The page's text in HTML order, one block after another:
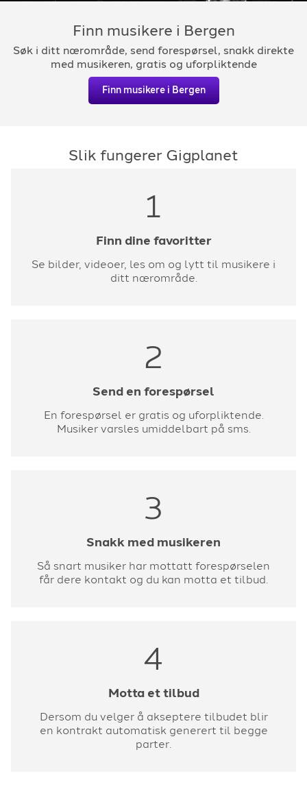
For musiker
TELEFON
+4790640887
E-POST
Finn musikere i Bergen
Søk i ditt nærområde, send forespørsel, snakk direkte
med musikeren, gratis og uforpliktende
Finn musikere i Bergen
Slik fungerer Gigplanet
1
Finn dine favoritter
Se bilder, videoer, les om og lytt til musikere i
ditt nærområde.
2
Send en forespørsel
En forespørsel er gratis og uforpliktende.
Musiker varsles umiddelbart på sms.
3
Snakk med musikeren
Så snart musiker har mottatt forespørselen
får dere kontakt og du kan motta et tilbud.
4
Motta et tilbud
Dersom du velger å akseptere tilbudet blir
en kontrakt automatisk generert til begge
parter.